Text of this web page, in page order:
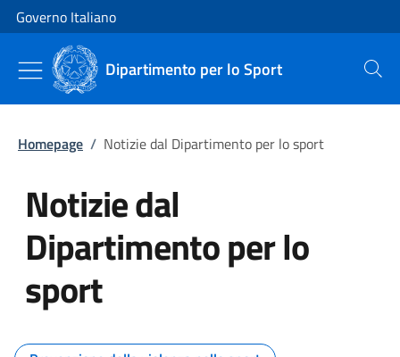
Vai al contenuto
Vai alla navigazione del sito
Governo Italiano
Dipartimento per lo Sport Cerca
Homepage / Notizie dal Dipartimento per lo sport
Notizie dal
Dipartimento per lo
sport